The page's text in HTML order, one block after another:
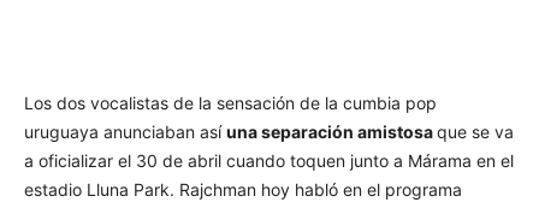
Los dos vocalistas de la sensación de la cumbia pop
uruguaya anunciaban asíuna separación amistosaque se va
a oficializar el 30 de abril cuando toquen junto a Márama en el
estadio Lluna Park. Rajchman hoy habló en el programa